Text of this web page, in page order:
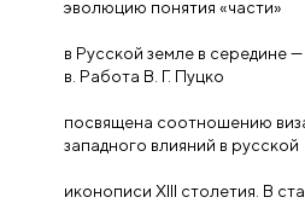
эволюцию понятия «части»
в Русской земле в середине
в. Работа В. Г. Пуцко
посвящена соотношению
западного влияний в русской
иконописи XIII столетия. В